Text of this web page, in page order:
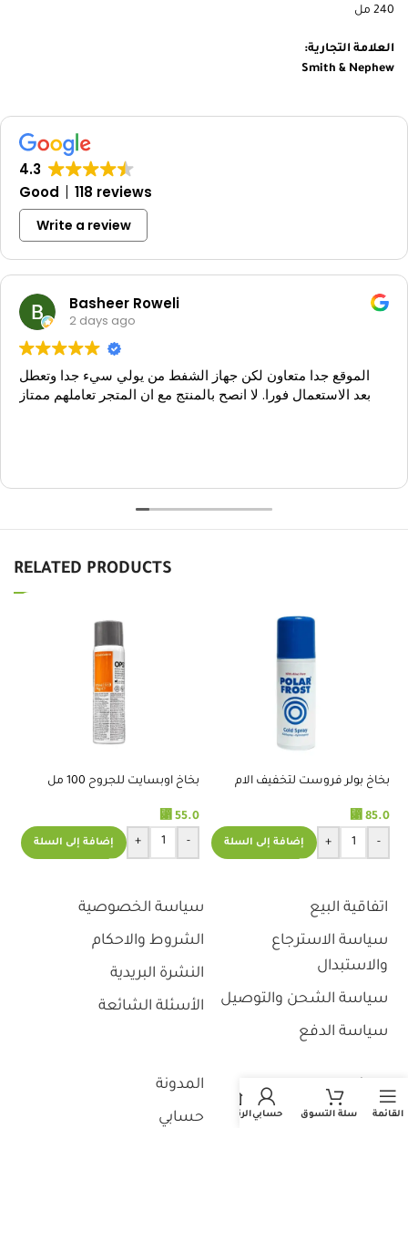
240 مل
العلامة التجارية:
Smith & Nephew
4.3
Good
118 reviews
Write a review
Basheer Roweli
2 days ago
الموقع جدا متعاون لكن جهاز الشفط من يولي سيء جدا وتعطل
بعد الاستعمال فورا. لا انصح بالمنتج مع ان المتجر تعاملهم ممتاز
RELATED PRODUCTS
بخاخ بولر فروست لتخفيف الام
⃁ 85.0
-
+ إضافة إلى السلة
بخاخ اوبسايت للجروح 100 مل
⃁ 55.0
-
+ إضافة إلى السلة
اتفاقية البيع
سياسة الاسترجاع
والاستبدال
سياسة الشحن والتوصيل
سياسة الدفع
سياسة الخصوصية
الشروط والاحكام
النشرة البريدية
الأسئلة الشائعة
من نحن
تواصل معنا
المدونة
حسابي
القائمة سلة التسوق حسابيالرئيسية